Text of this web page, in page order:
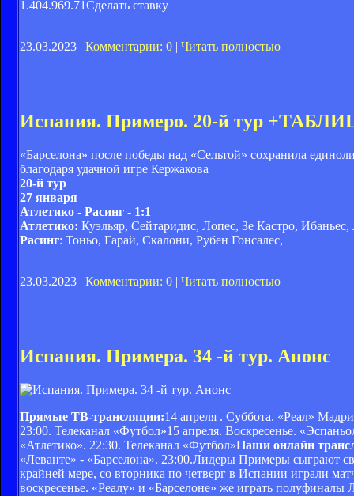
1.404.969.71Сделать ставку
23.03.2023 | Комментарии: 0 Читать полностью
Испания. Примеро. 20-й тур
«Барселона» после победы над «Сельтой» сохранила
благодаря удачной игре Кержакова
20-й тур
27 января
Атлетико - Расинг - 1:1
Атлетико: Куэльяр, Сейтаридис, Лопес, Зе Кастро,
Расинг: Тоньо, Гарай, Скалони, Рубен Гонсалес,
23.03.2023 | Комментарии: 0 | Читать полностью
Испания. Примера. 34 -й тур. Анонс
Прямые ТВ-трансляции:14 апреля . Суббота. «Реал»
23:00. Телеканал «Футбол»15 апреля. Воскресенье.
«Атлетико». 22:30. Телеканал «Футбол»Наши онлайн
«Леванте» - «Барселона». 23:00.Лидеры Примеры сыграют
крайней мере, со вторника по четверг в Испании играли
воскресенье. «Реалу» и «Барселоне» же играть